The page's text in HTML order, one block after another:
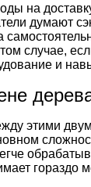
на
думают
случае,
и
этими
гораздо